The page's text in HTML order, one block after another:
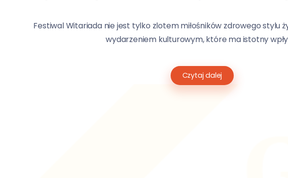
Festiwal Witariada nie jest tylko zlotem miłośników zdrowego stylu
wydarzeniem kulturowym, które ma istotny
Czytaj dalej